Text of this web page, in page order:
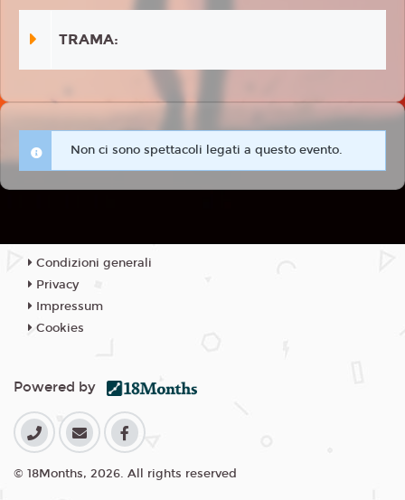
TRAMA:
Non ci sono spettacoli legati a questo evento.
Condizioni generali
Privacy
Impressum
Cookies
Powered by
© 18Months, 2026. All rights reserved